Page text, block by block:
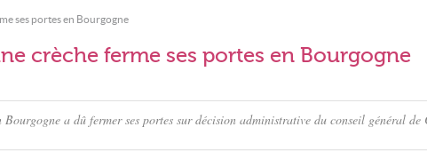
ses portes en Bourgogne
crèche ferme ses portes en Bourgogne
a dû fermer ses portes sur décision administrative du conseil général de